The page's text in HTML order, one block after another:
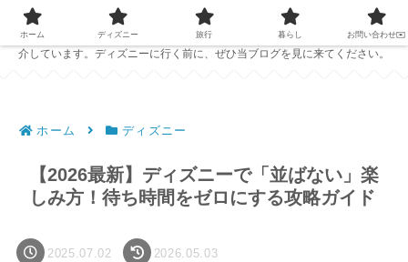
PC1台で仕事をしている夫婦が、ディズニーの準備に役立つ情報を発信中！
ホテルレビューやおすすめのパークフード、ディズニーで役立つアイテムを紹
介しています。ディズニーに行く前に、ぜひ当ブログを見に来てください。
ホーム ディズニー
【2026最新】ディズニーで「並ばない」楽
しみ方！待ち時間をゼロにする攻略ガイド
2025.07.02 2026.05.03
ホーム ディズニー 旅行 暮らし お問い合わせ✉️